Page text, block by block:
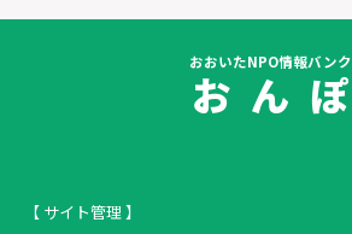
おおいたNPO情報バンク
お ん ぽ
【 サイト管理 】